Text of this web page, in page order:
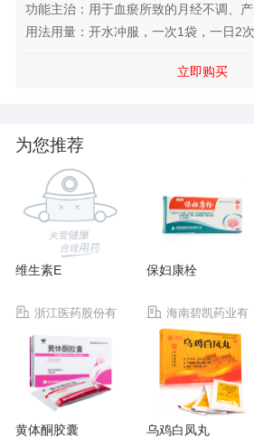
功能主治：用于血瘀所致的月经不调、产
量少、淋漓不净，产后出血时间过长；产
用法用量：开水冲服，一次1袋，一日2次
立即购买
为您推荐
维生素E
浙江医药股份有
保妇康栓
海南碧凯药业有
限公司
黄体酮胶囊 乌鸡白凤丸